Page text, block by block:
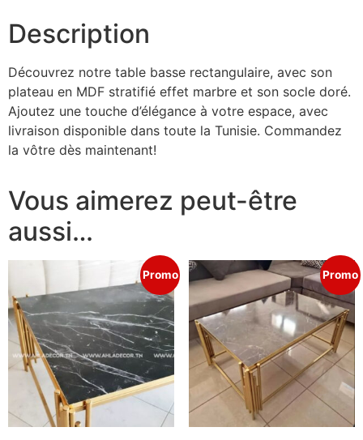
Description
Découvrez notre table basse rectangulaire, avec son
plateau en MDF stratifié effet marbre et son socle doré.
Ajoutez une touche d’élégance à votre espace, avec
livraison disponible dans toute la Tunisie. Commandez
la vôtre dès maintenant!
Vous aimerez peut-être
aussi…
Promo Promo